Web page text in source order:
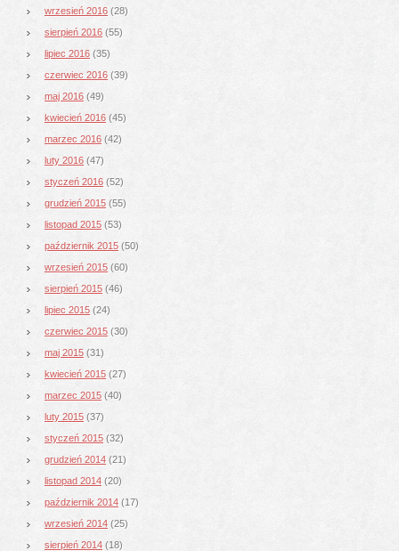
wrzesień 2016 (28)
sierpień 2016 (55)
lipiec 2016 (35)
czerwiec 2016 (39)
maj 2016 (49)
kwiecień 2016 (45)
marzec 2016 (42)
luty 2016 (47)
styczeń 2016 (52)
grudzień 2015 (55)
listopad 2015 (53)
październik 2015 (50)
wrzesień 2015 (60)
sierpień 2015 (46)
lipiec 2015 (24)
czerwiec 2015 (30)
maj 2015 (31)
kwiecień 2015 (27)
marzec 2015 (40)
luty 2015 (37)
styczeń 2015 (32)
grudzień 2014 (21)
listopad 2014 (20)
październik 2014 (17)
wrzesień 2014 (25)
sierpień 2014 (18)